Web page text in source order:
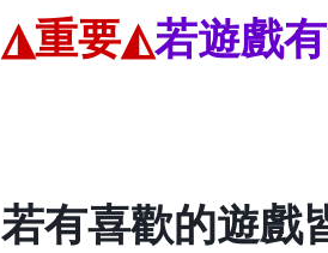
◮重要◭若遊戲
若有喜歡的遊